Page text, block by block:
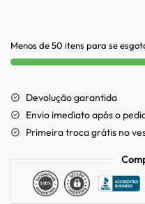
Menos de 50 itens para se
Devolução garantida
Envio imediato após o
Primeira troca grátis no